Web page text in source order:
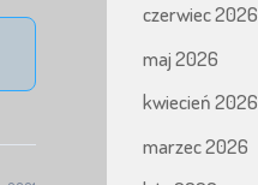
czerwiec 2026
maj 2026
kwiecień 2026
marzec 2026